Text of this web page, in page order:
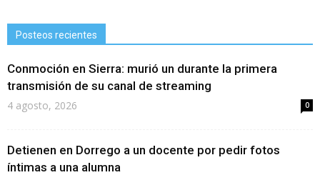
Posteos recientes
Conmoción en Sierra: murió un durante la primera
transmisión de su canal de streaming
4 agosto, 2026 0
Detienen en Dorrego a un docente por pedir fotos
íntimas a una alumna